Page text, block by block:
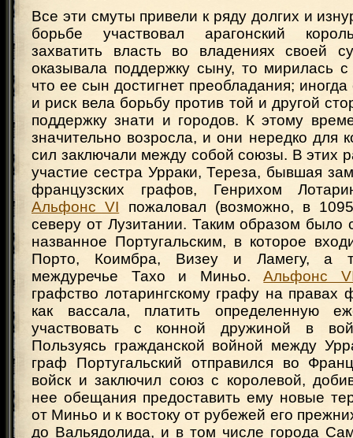
Все эти смуты привели к ряду долгих и
борьбе участвовал арагонский
захватить власть во владениях своей
оказывала поддержку сыну, то мирилась
что ее сын достигнет преобладания;
и риск вела борьбу против той и другой
поддержку знати и городов. К этому
значительно возросла, и они нередко для
сил заключали между собой союзы. В этих
участие сестра Урраки, Тереза, бывшая
французских графов, Генрихом
Альфонс VI пожаловал (возможно, в
северу от Лузитании. Таким образом было
названное Португальским, в которое
Порто, Коимбра, Визеу и Ламегу, а
междуречье Тахо и Миньо.Альфонс
графство лотарингскому графу на правах
как вассала, платить определенную
участвовать с конной дружиной в
Пользуясь гражданской войной между
граф Португальский отправился во
войск и заключил союз с королевой,
нее обещания предоставить ему новые
от Миньо и к востоку от рубежей его
до Вальядолида, и в том числе города